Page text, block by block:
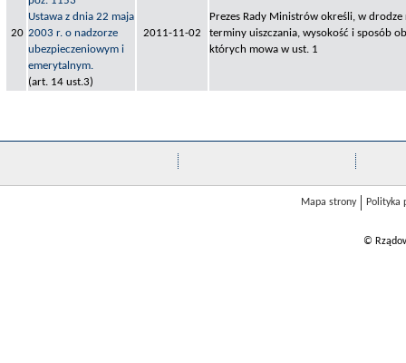
20
Ustawa z dnia 22 maja
2003 r. o nadzorze
ubezpieczeniowym i
emerytalnym.
(art. 14 ust.3)
2011-11-02
Prezes Rady Ministrów określi, w drodze
terminy uiszczania, wysokość i sposób
których mowa w ust. 1
Mapa strony Polityka
©